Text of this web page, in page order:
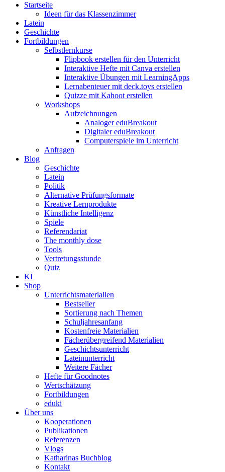
Startseite
Ideen für das Klassenzimmer
Latein
Geschichte
Fortbildungen
Selbstlernkurse
Flipbook erstellen für den Unterricht
Interaktive Hefte mit Canva erstellen
Interaktive Übungen mit LearningApps
Lernabenteuer mit deck.toys erstellen
Quizze mit Kahoot erstellen
Workshops
Aufzeichnungen
Analoger eduBreakout
Digitaler eduBreakout
Computerspiele im Unterricht
Anfragen
Blog
Geschichte
Latein
Politik
Alternative Prüfungsformate
Kreative Lernprodukte
Künstliche Intelligenz
Spiele
Referendariat
The monthly dose
Tools
Vertretungsstunde
Quiz
KI
Shop
Unterrichtsmaterialien
Bestseller
Sortierung nach Themen
Schuljahresanfang
Kostenfreie Materialien
Fächerübergreifend Materialien
Geschichtsunterricht
Lateinunterricht
Weitere Fächer
Hefte für Goodnotes
Wertschätzung
Fortbildungen
eduki
Über uns
Kooperationen
Publikationen
Referenzen
Vlogs
Katharinas Buchblog
Kontakt